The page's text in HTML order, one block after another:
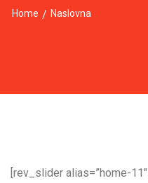
Home / Naslovna
[rev_slider alias=”home-